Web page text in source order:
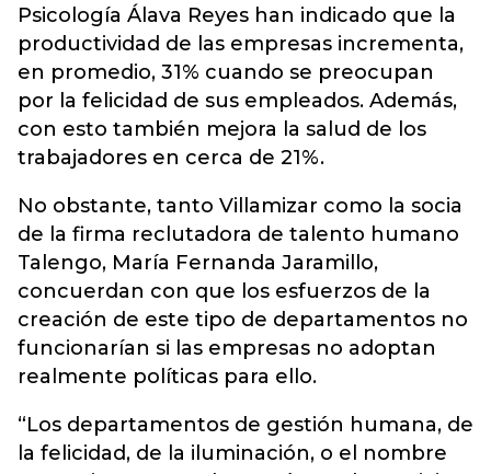
Psicología Álava Reyes han indicado que la
productividad de las empresas incrementa,
en promedio, 31% cuando se preocupan
por la felicidad de sus empleados. Además,
con esto también mejora la salud de los
trabajadores en cerca de 21%.
No obstante, tanto Villamizar como la socia
de la firma reclutadora de talento humano
Talengo, María Fernanda Jaramillo,
concuerdan con que los esfuerzos de la
creación de este tipo de departamentos no
funcionarían si las empresas no adoptan
realmente políticas para ello.
“Los departamentos de gestión humana, de
la felicidad, de la iluminación, o el nombre